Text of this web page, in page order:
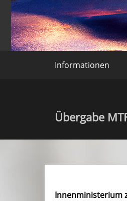
Informationen
Übergabe
Innenministerium